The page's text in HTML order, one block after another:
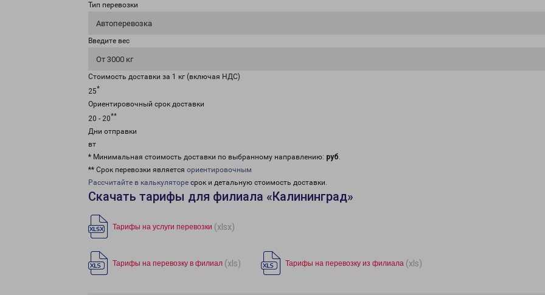
Тип перевозки
Автоперевозка
Введите вес
От 3000 кг
Стоимость доставки за 1 кг (включая НДС)
25*
Ориентировочный срок доставки
20 - 20**
Дни отправки
вт
* Минимальная стоимость доставки по выбранному направлению: руб.
** Срок перевозки является ориентировочным
Рассчитайте в калькуляторе срок и детальную стоимость доставки.
Скачать тарифы для филиала «Калининград»
Тарифы на услуги перевозки (xlsx)
Тарифы на перевозку в филиал (xls) Тарифы на перевозку из филиала (xls)